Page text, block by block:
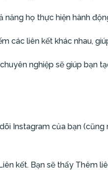
họ thực hiện hành
các liên kết khác nhau,
nghiệp sẽ giúp bạn
Instagram của bạn (cũng
kết. Bạn sẽ thấy Thêm